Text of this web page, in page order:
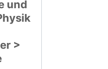
und
>